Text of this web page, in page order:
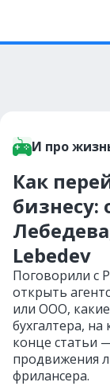
И про
Как
бизнесу:
Lebedev
Поговорили с
открыть
или ООО,
бухгалтера,
конце статьи
продвижения
фрилансера.